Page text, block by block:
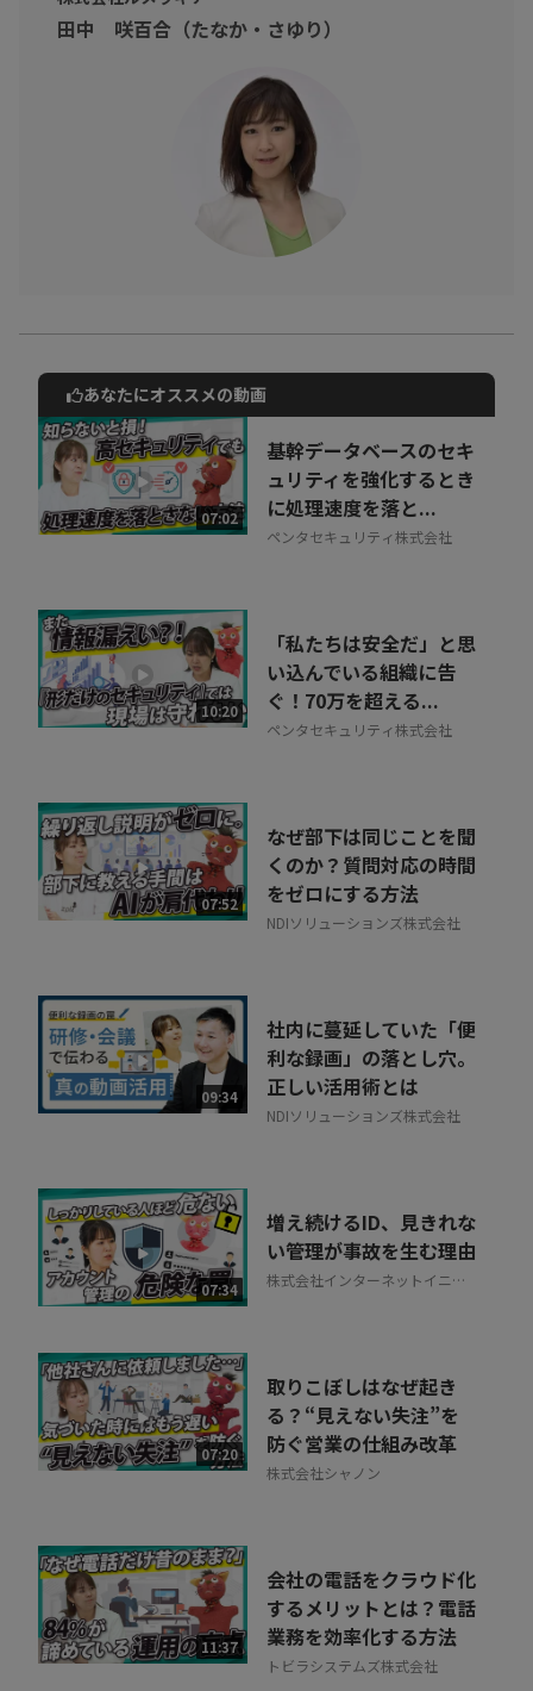
田中 咲百合（たなか・さゆり）
動画でご紹介しているサービスについて
お気軽にご相談・ご質問いただけます！
30秒でお申し込み可能
相談を希望する 無料
あなたにオススメの動画
07:02
基幹データベースのセキ
ュリティを強化するとき
に処理速度を落と...
ペンタセキュリティ株式会社
10:20
「私たちは安全だ」と思
い込んでいる組織に告
ぐ！70万を超える...
ペンタセキュリティ株式会社
07:52
なぜ部下は同じことを聞
くのか？質問対応の時間
をゼロにする方法
NDIソリューションズ株式会社
09:34
社内に蔓延していた「便
利な録画」の落とし穴。
正しい活用術とは
NDIソリューションズ株式会社
07:34
増え続けるID、見きれな
い管理が事故を生む理由
株式会社インターネットイニシ
07:20
取りこぼしはなぜ起き
る？“見えない失注”を
防ぐ営業の仕組み改革
株式会社シャノン
11:37
会社の電話をクラウド化
するメリットとは？電話
業務を効率化する方法
トビラシステムズ株式会社